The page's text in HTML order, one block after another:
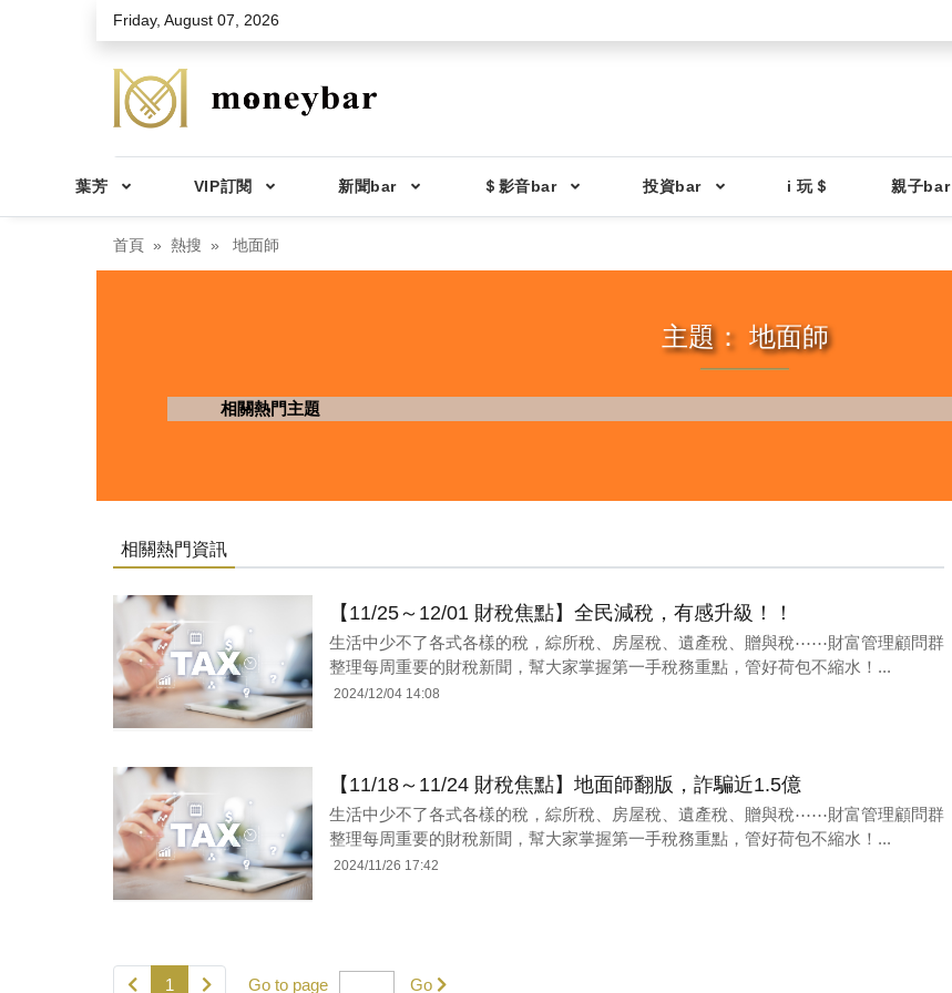
Skip to main contentFriday, August 07, 2026
葉芳 VIP訂閱 新聞bar ＄影音bar 投資bar i 玩＄ 親子bar
首頁 熱搜 地面師
主題： 地面師
相關熱門主題
相關熱門資訊
【11/25～12/01 財稅焦點】全民減稅，有感升級！！
生活中少不了各式各樣的稅，綜所稅、房屋稅、遺產稅、贈與稅⋯⋯財富管理顧問群
整理每周重要的財稅新聞，幫大家掌握第一手稅務重點，管好荷包不縮水！...
2024/12/04 14:08
【11/18～11/24 財稅焦點】地面師翻版，詐騙近1.5億
生活中少不了各式各樣的稅，綜所稅、房屋稅、遺產稅、贈與稅⋯⋯財富管理顧問群
整理每周重要的財稅新聞，幫大家掌握第一手稅務重點，管好荷包不縮水！...
2024/11/26 17:42
1 Go to page Go